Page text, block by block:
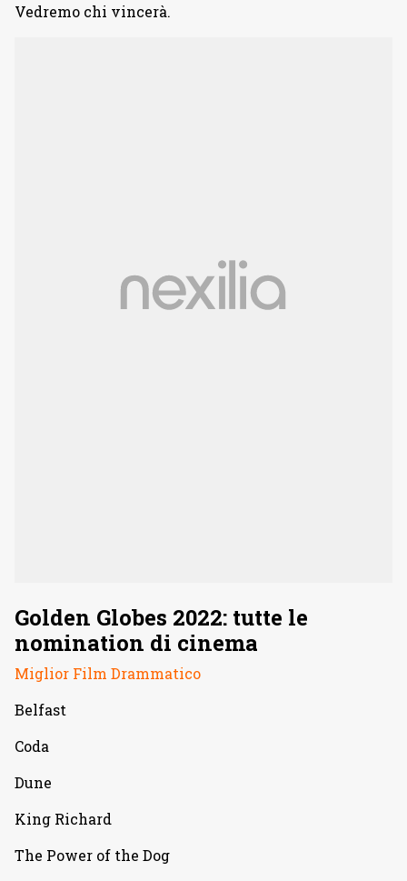
Vedremo chi vincerà.
Golden Globes 2022: tutte le
nomination di cinema
Miglior Film Drammatico
Belfast
Coda
Dune
King Richard
The Power of the Dog